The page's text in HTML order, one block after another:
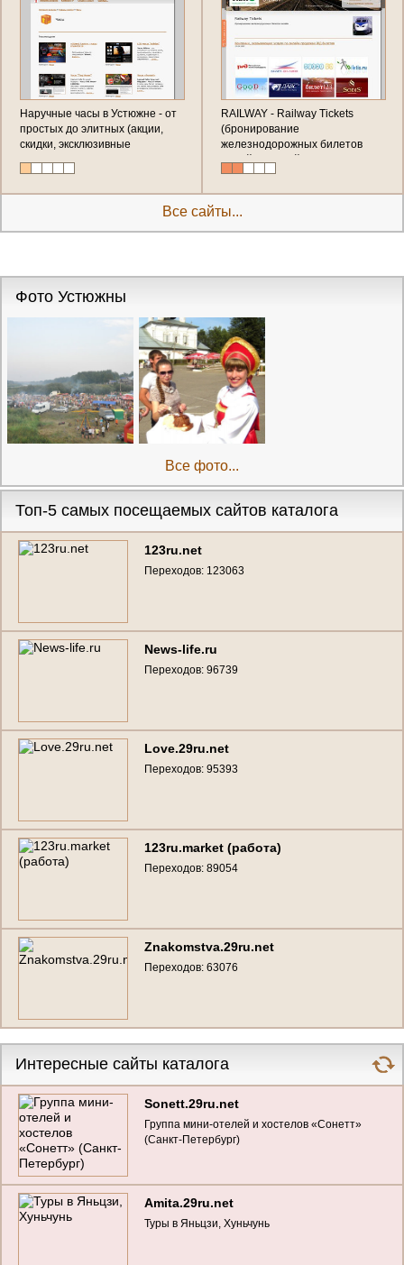
Наручные часы в Устюжне - от
простых до элитных (акции,
скидки, эксклюзивные
предложения) Россия,
Вологодская область, г.
Устюжна
RAILWAY - Railway Tickets
(бронирование
железнодорожных билетов
онлайн по всей России)
Все сайты...
Фото Устюжны
Все фото...
Топ-5 самых посещаемых сайтов каталога
123ru.net
Переходов: 123063
News-life.ru
Переходов: 96739
Love.29ru.net
Переходов: 95393
123ru.market (работа)
Переходов: 89054
Znakomstva.29ru.net
Переходов: 63076
Интересные сайты каталога
Sonett.29ru.net
Группа мини-отелей и хостелов «Сонетт»
(Санкт-Петербург)
Amita.29ru.net
Туры в Яньцзи, Хуньчунь